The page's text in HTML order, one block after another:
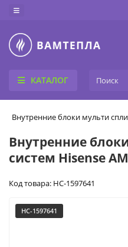
КАТАЛОГ
Внутренние блоки мульти
Внутренние
систем Hisense
Код товара: НС-1597641
НС-1597641